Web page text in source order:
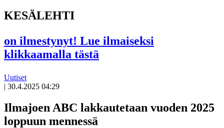
KESÄLEHTI
on ilmestynyt! Lue ilmaiseksi
klikkaamalla tästä
Uutiset
| 30.4.2025 04:29
Ilmajoen ABC lakkautetaan vuoden 2025
loppuun mennessä